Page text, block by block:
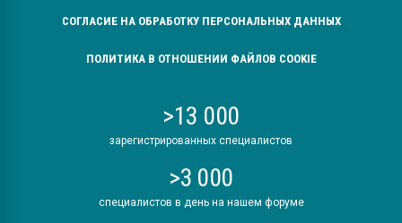
СОГЛАСИЕ НА ОБРАБОТКУ ПЕРСОНАЛЬНЫХ ДАННЫХ
ПОЛИТИКА В ОТНОШЕНИИ ФАЙЛОВ COOKIE
>13 000
зарегистрированных специалистов
>3 000
специалистов в день на нашем форуме